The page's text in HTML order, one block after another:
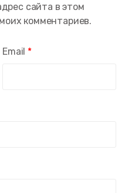
Email *
сайта в этом
комментариев.